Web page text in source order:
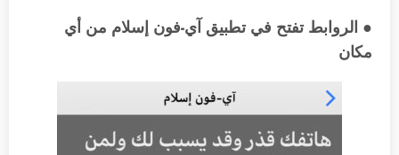
● الروابط تفتح في تطبيق آي-فون إسلام من أي
مكان